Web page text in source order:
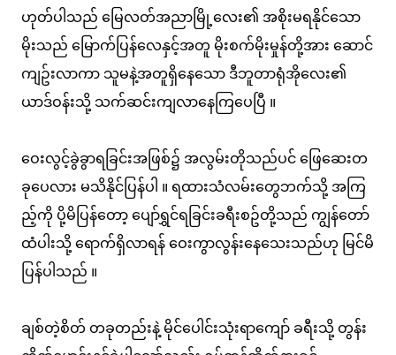
ဟုတ်ပါသည် မြေလတ်အညာမြို့လေး၏ အစိုးမရနိုင်သော
မိုးသည် မြောက်ပြန်လေနှင့်အတူ မိုးစက်မိုးမှုန်တို့အား ဆောင်
ကျဥ်းလာကာ သူမနဲ့အတူရှိနေသော ဒီဘူတာရုံအိုလေး၏
ယာဒ်ဝန်းသို့ သက်ဆင်းကျလာနေကြပေပြီ ။
ဝေးလွင့်ခွဲခွာရခြင်းအဖြစ်၌ အလွမ်းတိုသည်ပင် ဖြေဆေးတ
ခုပေလား မသိနိုင်ပြန်ပါ ။ ရထားသံလမ်းတွေဘက်သို့ အကြ
ည့်ကို ပို့မိပြန်တော့ ပျော်ရွှင်ရခြင်းခရီးစဥ်တို့သည် ကျွန်တော်
ထံပါးသို့ ရောက်ရှိလာရန် ဝေးကွာလွန်းနေသေးသည်ဟု မြင်မိ
ပြန်ပါသည် ။
ချစ်တဲ့စိတ် တခုတည်းနဲ့ မိုင်ပေါင်းသုံးရာကျော် ခရီးသို့ တွန်း